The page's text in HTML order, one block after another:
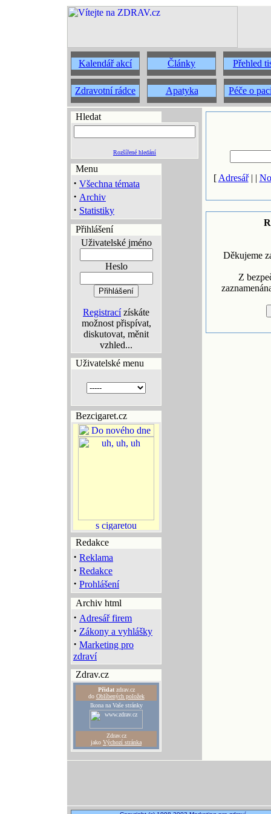
Kalendář akcí Články Přehled
Zdravotní rádce Apatyka Péče o
Hledat
Rozšířené hledání
Menu
· Všechna témata
· Archiv
· Statistiky
Přihlášení
Uživatelské jméno
Heslo
Registracízískáte
možnost přispívat,
diskutovat, měnit
vzhled...
Uživatelské menu
Bezcigaret.cz
Redakce
· Reklama
· Redakce
· Prohlášení
Archiv html
· Adresář firem
· Zákony a vyhlášky
· Marketing pro
zdraví
Zdrav.cz
Přidatzdrav.cz
do Oblíbených položek
Ikona na Vaše stránky
Zdrav.cz
jako Výchozí stránka
[ Adresář| |
Děkujeme
Z